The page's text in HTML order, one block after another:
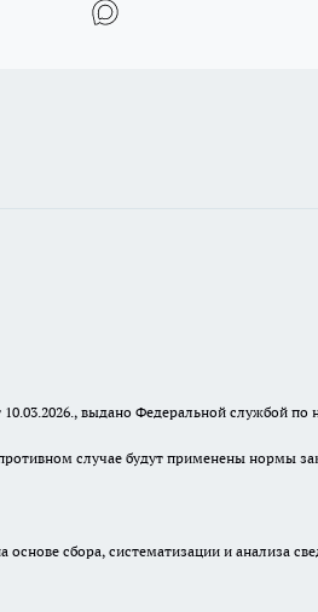
выдано Федеральной службой по
случае будут применены нормы
сбора, систематизации и анализа